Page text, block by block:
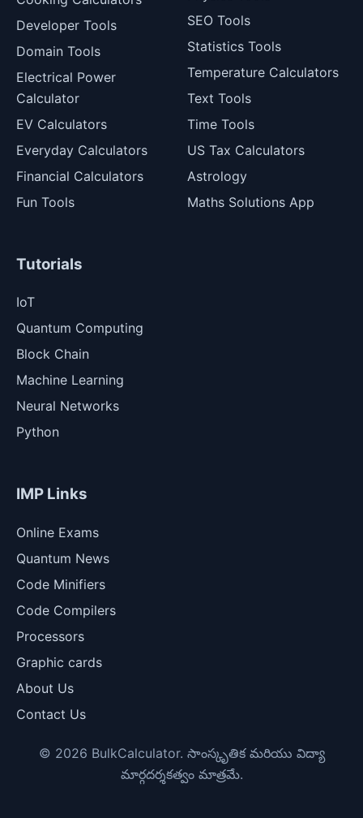
Developer Tools
Domain Tools
Electrical Power
Calculator
EV Calculators
Everyday Calculators
Financial Calculators
Fun Tools
SEO Tools
Statistics Tools
Temperature Calculators
Text Tools
Time Tools
US Tax Calculators
Astrology
Maths Solutions App
Tutorials
IoT
Quantum Computing
Block Chain
Machine Learning
Neural Networks
Python
IMP Links
Online Exams
Quantum News
Code Minifiers
Code Compilers
Processors
Graphic cards
About Us
Contact Us
© 2026 BulkCalculator. సాంస్కృతిక మరియు విద్యా
మార్గదర్శకత్వం మాత్రమే.